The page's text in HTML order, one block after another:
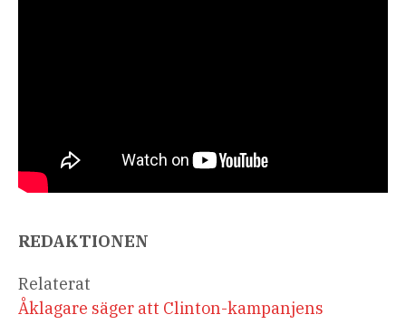
REDAKTIONEN
Relaterat
Åklagare säger att Clinton-kampanjens